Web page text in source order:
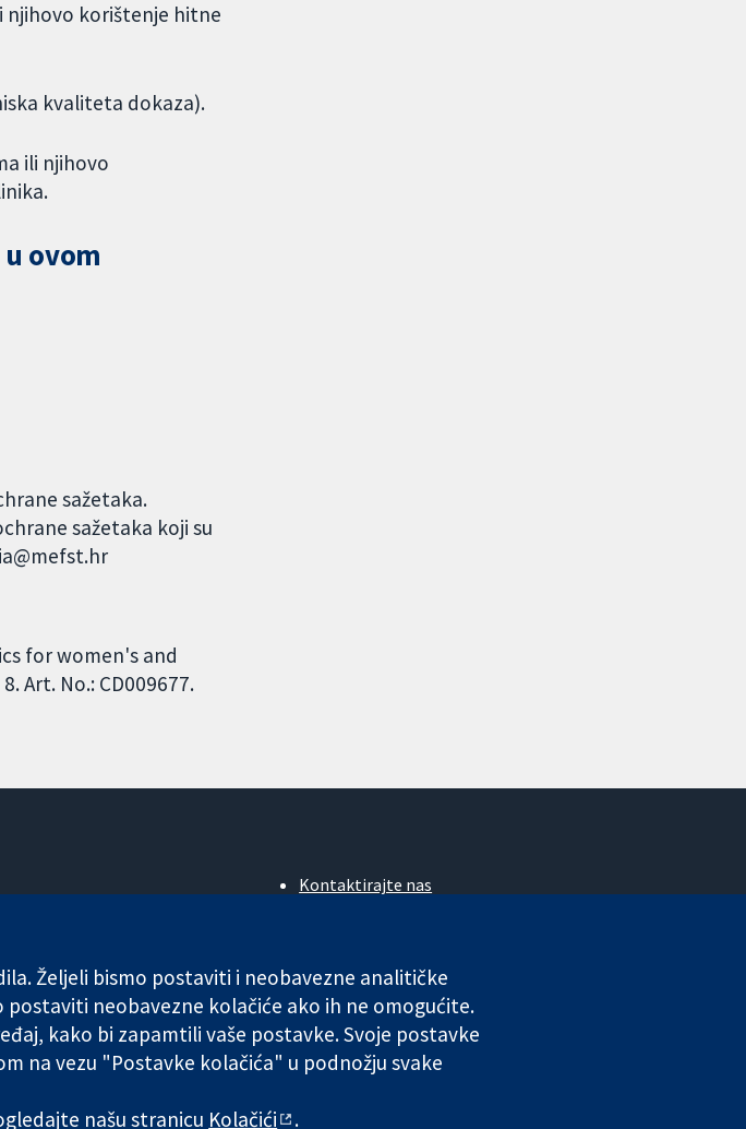
njihovo korištenje hitne
kvaliteta dokaza).
ili njihovo
ovom
sažetaka.
sažetaka koji su
for women's and
Art. No.: CD009677.
Kontaktirajte nas
Poslovi
Cochrane Library
registered in England & Wales. VAT registration number GB 718 2127 49.
Željeli bismo postaviti i neobavezne analitičke
neobavezne kolačiće ako ih ne omogućite.
kako bi zapamtili vaše postavke. Svoje postavke
na vezu "Postavke kolačića" u podnožju svake
našu stranicu Kolačići .